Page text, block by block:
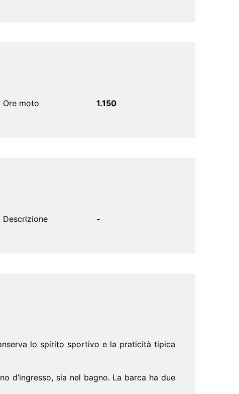
Ore moto 1.150
Descrizione -
lo spirito sportivo e la praticità tipica
d’ingresso, sia nel bagno. La barca ha due